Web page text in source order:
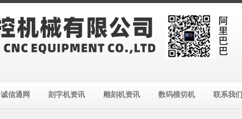
诚信通网 刻字机资讯 雕刻机资讯 数码模切机 联系我们